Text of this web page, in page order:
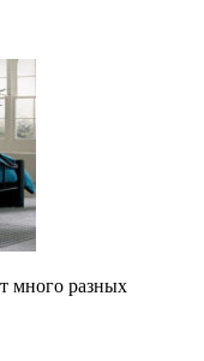
много разных